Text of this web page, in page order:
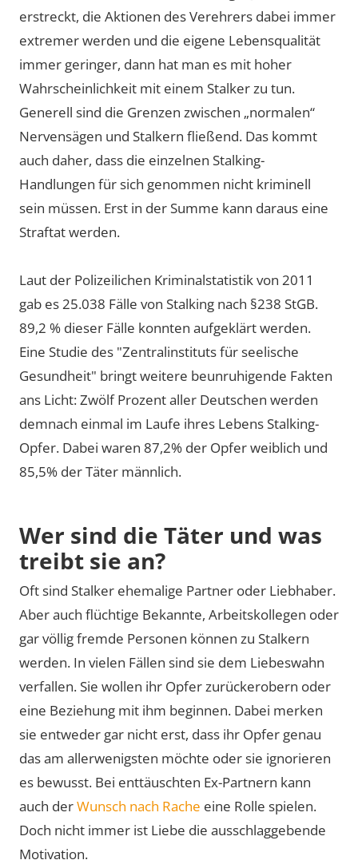
erstreckt, die Aktionen des Verehrers dabei immer
extremer werden und die eigene Lebensqualität
immer geringer, dann hat man es mit hoher
Wahrscheinlichkeit mit einem Stalker zu tun.
Generell sind die Grenzen zwischen „normalen“
Nervensägen und Stalkern fließend. Das kommt
auch daher, dass die einzelnen Stalking-
Handlungen für sich genommen nicht kriminell
sein müssen. Erst in der Summe kann daraus eine
Straftat werden.
Laut der Polizeilichen Kriminalstatistik von 2011
gab es 25.038 Fälle von Stalking nach §238 StGB.
89,2 % dieser Fälle konnten aufgeklärt werden.
Eine Studie des "Zentralinstituts für seelische
Gesundheit" bringt weitere beunruhigende Fakten
ans Licht: Zwölf Prozent aller Deutschen werden
demnach einmal im Laufe ihres Lebens Stalking-
Opfer. Dabei waren 87,2% der Opfer weiblich und
85,5% der Täter männlich.
Wer sind die Täter und was
treibt sie an?
Oft sind Stalker ehemalige Partner oder Liebhaber.
Aber auch flüchtige Bekannte, Arbeitskollegen oder
gar völlig fremde Personen können zu Stalkern
werden. In vielen Fällen sind sie dem Liebeswahn
verfallen. Sie wollen ihr Opfer zurückerobern oder
eine Beziehung mit ihm beginnen. Dabei merken
sie entweder gar nicht erst, dass ihr Opfer genau
das am allerwenigsten möchte oder sie ignorieren
es bewusst. Bei enttäuschten Ex-Partnern kann
auch derWunsch nach Rache eine Rolle spielen.
Doch nicht immer ist Liebe die ausschlaggebende
Motivation.